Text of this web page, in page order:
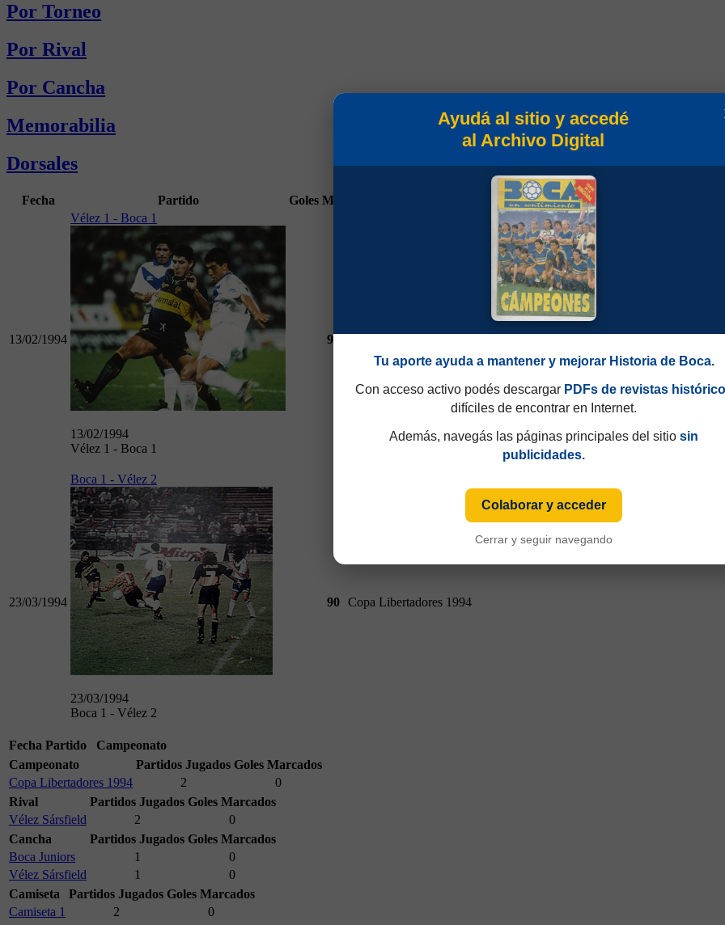
Por Torneo
Por Rival
Por Cancha
Memorabilia
Dorsales
Fecha Partido Goles Min
13/02/1994
Vélez 1 - Boca 1
13/02/1994
Vélez 1 - Boca 1
90
23/03/1994
Boca 1 - Vélez 2
23/03/1994
Boca 1 - Vélez 2
90 Copa Libertadores 1994
Fecha Partido
Campeonato
Campeonato
Partidos Jugados Goles Marcados
Copa Libertadores 1994
2
0
Rival
Partidos Jugados Goles Marcados
Vélez Sársfield
2
0
Cancha
Partidos Jugados Goles Marcados
Boca Juniors
1
0
Vélez Sársfield
1
0
Camiseta
Partidos Jugados Goles Marcados
Camiseta 1
2 0
Ayudá al sitio y accedé
al Archivo Digital
Tu aporte ayuda a mantener y mejorar Historia de Boca.
Con acceso activo podés descargar PDFs de revistas
difíciles de encontrar en Internet.
Además, navegás las páginas principales del sitio sin
publicidades.
Colaborar y acceder
Cerrar y seguir navegando